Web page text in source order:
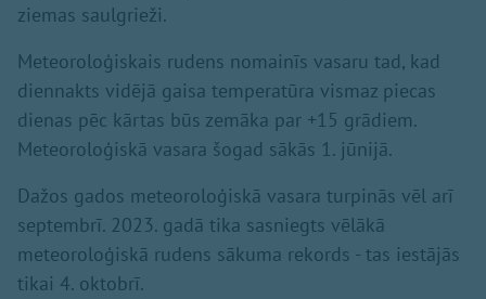
ziemas saulgrieži.
Meteoroloģiskais rudens nomainīs vasaru tad, kad
diennakts vidējā gaisa temperatūra vismaz piecas
dienas pēc kārtas būs zemāka par +15 grādiem.
Meteoroloģiskā vasara šogad sākās 1. jūnijā.
Dažos gados meteoroloģiskā vasara turpinās vēl arī
septembrī. 2023. gadā tika sasniegts vēlākā
meteoroloģiskā rudens sākuma rekords - tas iestājās
tikai 4. oktobrī.